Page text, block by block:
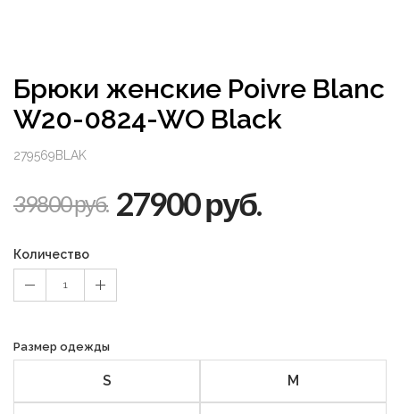
Брюки женские Poivre Blanc
W20-0824-WO Black
279569BLAK
39800 руб. 27900 руб.
Количество
1
Размер одежды
S M